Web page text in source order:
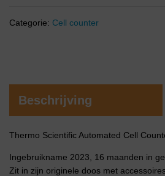
Categorie: Cell counter
Beschrijving
Thermo Scientific Automated Cell
Ingebruikname 2023, 16 maanden in
Zit in zijn originele doos met